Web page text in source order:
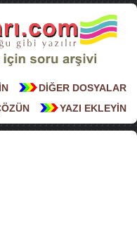
DİĞER DOSYALAR
YAZI EKLEYİN